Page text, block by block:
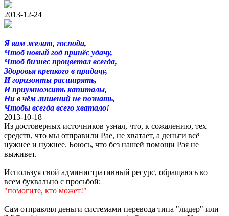
2013-12-24
Я вам желаю, господа,
Чтоб новый год принёс удачу,
Чтоб бизнес процветал всегда,
Здоровья крепкого в придачу,
И горизонты расширять,
И приумножить капиталы,
Ни в чём лишений не познать,
Чтобы всегда всего хватало!
2013-10-18
Из достоверных источников узнал, что, к сожалению, тех
средств, что мы отправили Рае, не хватает, а деньги всё
нужнее и нужнее. Боюсь, что без нашей помощи Рая не
выживет.
Используя свой административный ресурс, обращаюсь ко
всем буквально с просьбой:
"помогите, кто может!"
Сам отправлял деньги системами перевода типа "лидер" или